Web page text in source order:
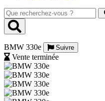
Que
recherchez-
vous
BMW 330e
Suivre
Vente terminée